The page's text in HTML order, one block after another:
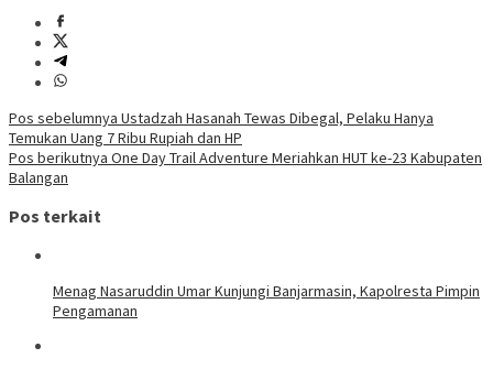
Navigasi
pos
Pos sebelumnya Ustadzah Hasanah Tewas Dibegal, Pelaku Hanya
Temukan Uang 7 Ribu Rupiah dan HP
Pos berikutnya One Day Trail Adventure Meriahkan HUT ke-23 Kabupaten
Balangan
Pos terkait
Menag Nasaruddin Umar Kunjungi Banjarmasin, Kapolresta Pimpin
Pengamanan